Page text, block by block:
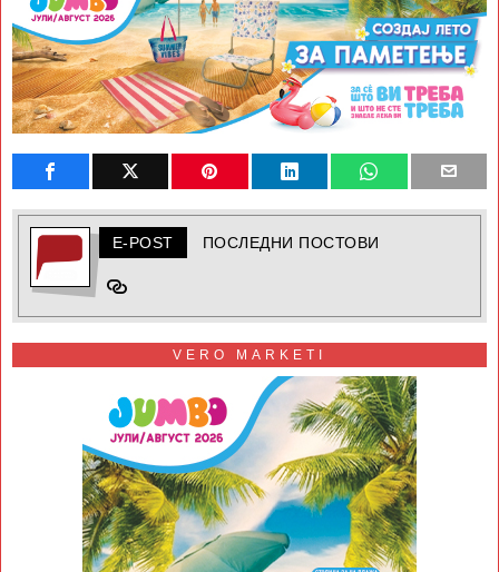
E-POST ПОСЛЕДНИ ПОСТОВИ
VERO MARKETI